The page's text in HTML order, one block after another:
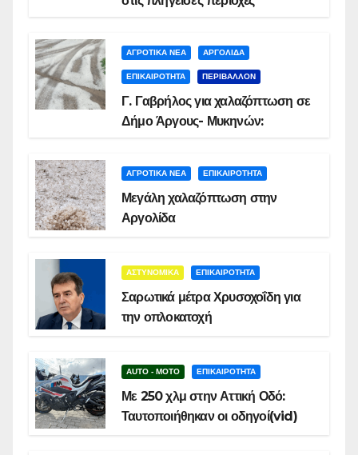
ΑΓΡΟΤΙΚΑ ΝΕΑ ΑΡΓΟΛΙΔΑ
ΕΠΙΚΑΙΡΟΤΗΤΑ ΠΕΡΙΒΑΛΛΟΝ
Γ. Γαβρήλος για χαλαζόπτωση σε
Δήμο Άργους- Μυκηνών:
ΑΓΡΟΤΙΚΑ ΝΕΑ ΕΠΙΚΑΙΡΟΤΗΤΑ
Μεγάλη χαλαζόπτωση στην
Αργολίδα
ΑΣΤΥΝΟΜΙΚΑ ΕΠΙΚΑΙΡΟΤΗΤΑ
Σαρωτικά μέτρα Χρυσοχοΐδη για
την οπλοκατοχή
AUTO - MOTO ΕΠΙΚΑΙΡΟΤΗΤΑ
Με 250 χλμ στην Αττική Οδό:
Ταυτοποιήθηκαν οι οδηγοί(vid)